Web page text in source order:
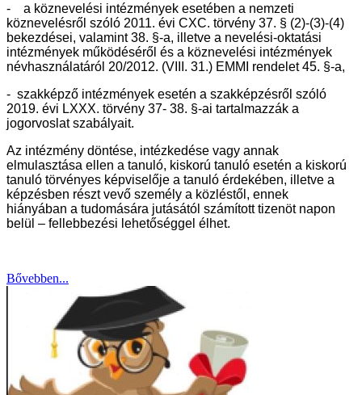
- a köznevelési intézmények esetében a nemzeti
köznevelésről szóló 2011. évi CXC. törvény 37. § (2)-(3)-(4)
bekezdései, valamint 38. §-a, illetve a nevelési-oktatási
intézmények működéséről és a köznevelési intézmények
névhasználatáról 20/2012. (VIII. 31.) EMMI rendelet 45. §-a,
- szakképző intézmények esetén a szakképzésről szóló
2019. évi LXXX. törvény 37- 38. §-ai tartalmazzák a
jogorvoslat szabályait.
Az intézmény döntése, intézkedése vagy annak
elmulasztása ellen a tanuló, kiskorú tanuló esetén a kiskorú
tanuló törvényes képviselője a tanuló érdekében, illetve a
képzésben részt vevő személy a közléstől, ennek
hiányában a tudomására jutásától számított tizenöt napon
belül – fellebbezési lehetőséggel élhet.
Bővebben...